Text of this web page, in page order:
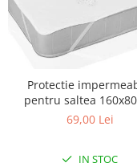
Protectie
pentru saltea
69,00 Lei
IN STOC